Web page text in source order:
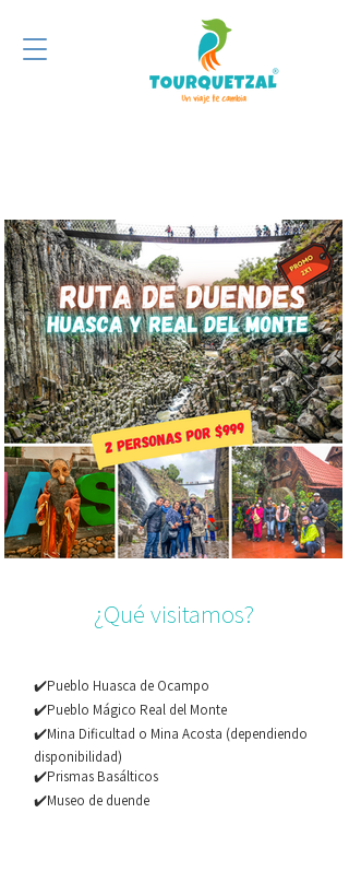
¿Qué visitamos?
✔️Pueblo Huasca de Ocampo
✔️Pueblo Mágico Real del Monte
✔️Mina Dificultad o Mina Acosta (dependiendo
disponibilidad)
✔️Prismas Basálticos
✔️Museo de duende